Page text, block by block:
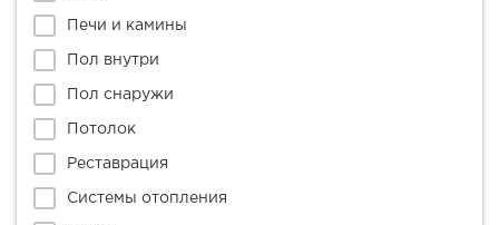
Печи и камины
Пол внутри
Пол снаружи
Потолок
Реставрация
Системы отопления